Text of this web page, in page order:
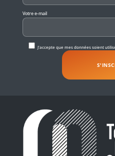
Votre e-mail
J'accepte que mes données soient